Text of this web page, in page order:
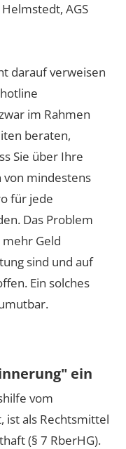
AGS
darauf verweisen
im Rahmen
beraten,
Sie über Ihre
mindestens
für jede
Das Problem
Geld
sind und auf
Ein solches
ein
vom
ist als Rechtsmittel
(§ 7 RberHG).